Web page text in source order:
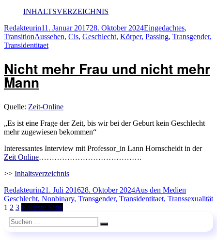
INHALTSVERZEICHNIS
Autor
RedakteurinVeröffentlicht
am
11. Januar 201728. Oktober 2024Kategorien
Eingedachtes,
TransitionSchlagwörter
Aussehen, Cis, Geschlecht, Körper, Passing, Transgender,
Transidentitaet
Nicht mehr Frau und nicht mehr
Mann
Quelle: Zeit-Online
„Es ist eine Frage der Zeit, bis wir bei der Geburt kein Geschlecht
mehr zugewiesen bekommen“
Interessantes Interview mit Professor_in Lann Hornscheidt in der
Zeit Online………………………………….
>> Inhaltsverzeichnis
Autor
RedakteurinVeröffentlicht
am
21. Juli 201628. Oktober 2024Kategorien
Aus den Medien
Geschlecht, Nonbinary, Transgender, Transidentitaet, Transsexualität
Seitennummerierung
der
Beiträge
Seite
1 Seite
2 Seite
3 Nächste Seite
Suchen
nach:
Suchen